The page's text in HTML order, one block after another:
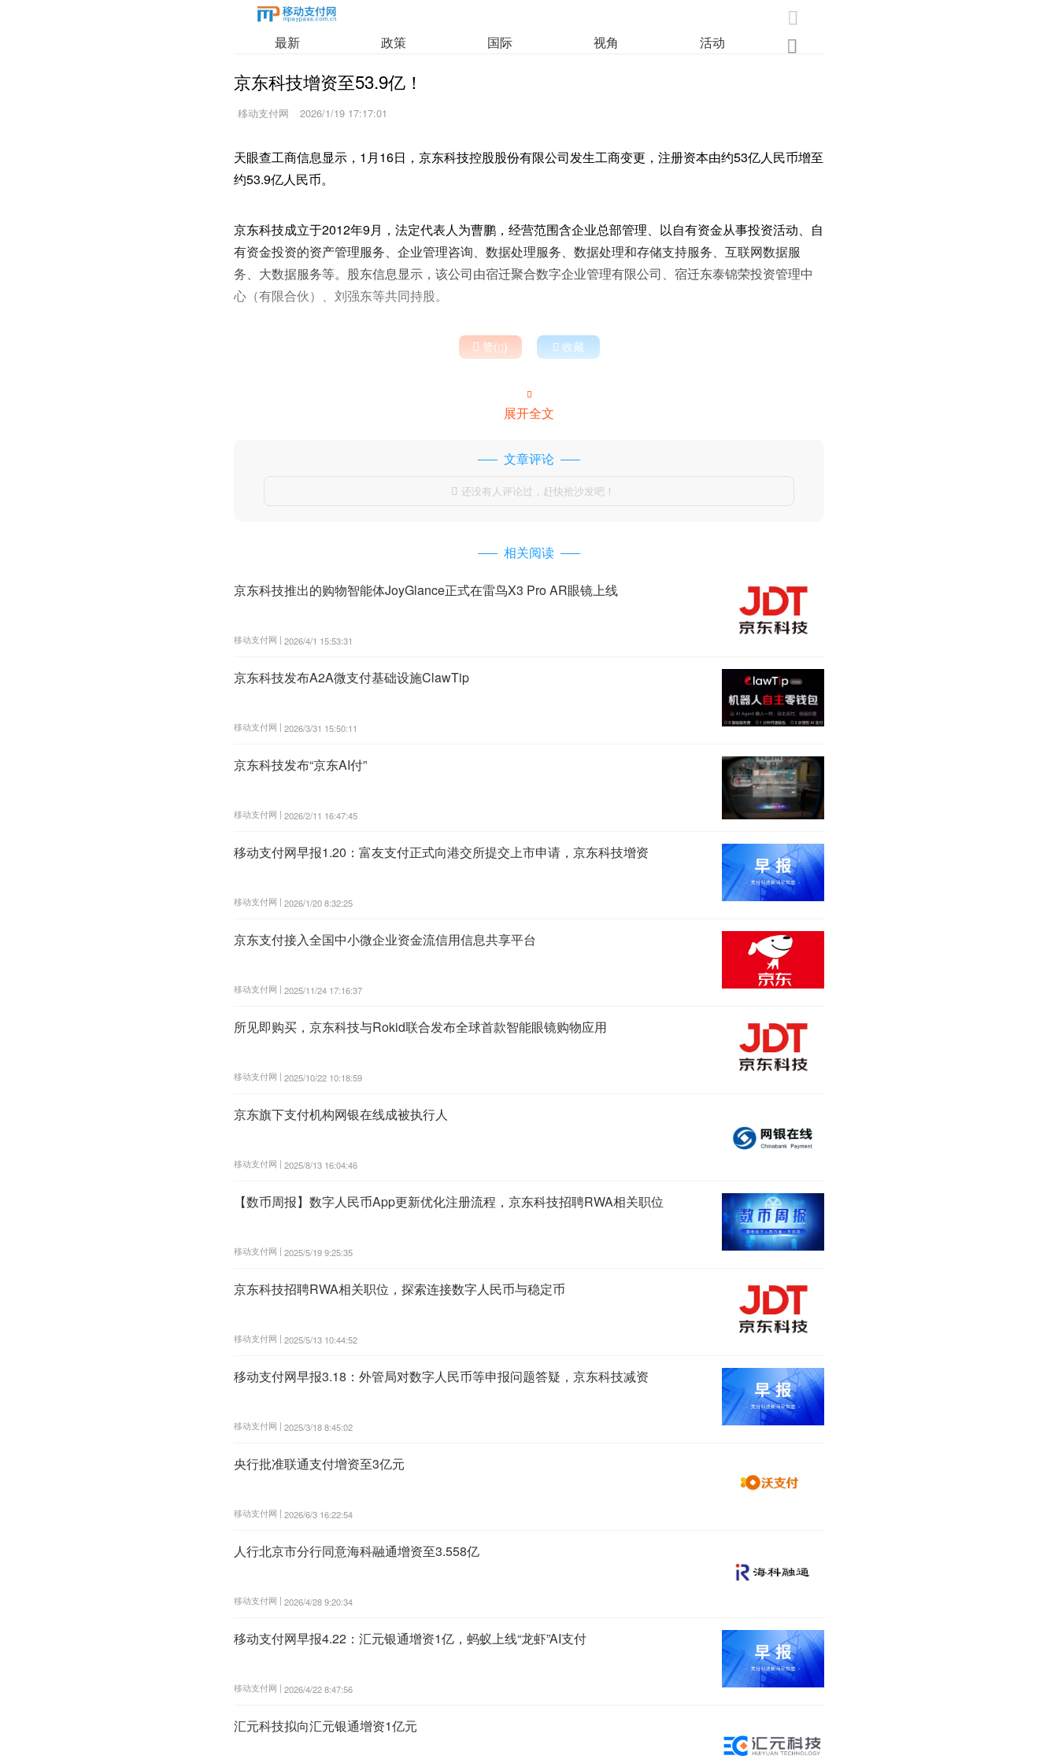

最新 政策 国际 视角 活动 
京东科技增资至53.9亿！
移动支付网 2026/1/19 17:17:01
天眼查工商信息显示，1月16日，京东科技控股股份有限公司发生工商变更，注册资本由约53亿人民币增至
约53.9亿人民币。
京东科技成立于2012年9月，法定代表人为曹鹏，经营范围含企业总部管理、以自有资金从事投资活动、自
有资金投资的资产管理服务、企业管理咨询、数据处理服务、数据处理和存储支持服务、互联网数据服
务、大数据服务等。股东信息显示，该公司由宿迁聚合数字企业管理有限公司、宿迁东泰锦荣投资管理中
心（有限合伙）、刘强东等共同持股。
 赞()  收藏

展开全文
文章评论
 还没有人评论过，赶快抢沙发吧！
相关阅读
京东科技推出的购物智能体JoyGlance正式在雷鸟X3 Pro AR眼镜上线
移动支付网 | 2026/4/1 15:53:31
京东科技发布A2A微支付基础设施ClawTip
移动支付网 | 2026/3/31 15:50:11
京东科技发布“京东AI付”
移动支付网 | 2026/2/11 16:47:45
移动支付网早报1.20：富友支付正式向港交所提交上市申请，京东科技增资
移动支付网 | 2026/1/20 8:32:25
京东支付接入全国中小微企业资金流信用信息共享平台
移动支付网 | 2025/11/24 17:16:37
所见即购买，京东科技与Rokid联合发布全球首款智能眼镜购物应用
移动支付网 | 2025/10/22 10:18:59
京东旗下支付机构网银在线成被执行人
移动支付网 | 2025/8/13 16:04:46
【数币周报】数字人民币App更新优化注册流程，京东科技招聘RWA相关职位
移动支付网 | 2025/5/19 9:25:35
京东科技招聘RWA相关职位，探索连接数字人民币与稳定币
移动支付网 | 2025/5/13 10:44:52
移动支付网早报3.18：外管局对数字人民币等申报问题答疑，京东科技减资
移动支付网 | 2025/3/18 8:45:02
央行批准联通支付增资至3亿元
移动支付网 | 2026/6/3 16:22:54
人行北京市分行同意海科融通增资至3.558亿
移动支付网 | 2026/4/28 9:20:34
移动支付网早报4.22：汇元银通增资1亿，蚂蚁上线“龙虾”AI支付
移动支付网 | 2026/4/22 8:47:56
汇元科技拟向汇元银通增资1亿元